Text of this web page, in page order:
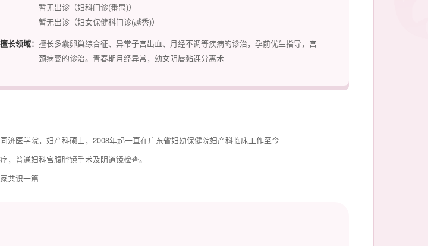
暂无出诊（妇科门诊(番禺)）
暂无出诊（妇女保健科门诊(越秀)）
擅长领域： 擅长多囊卵巢综合征、异常子宫出血、月经不调等疾病的诊治，孕前优生指导，宫
颈病变的诊治。青春期月经异常，幼女阴唇黏连分离术
济医学院，妇产科硕士，2008年起一直在广东省妇幼保健院妇产科临床工作至今
，普通妇科宫腹腔镜手术及阴道镜检查。
共识一篇